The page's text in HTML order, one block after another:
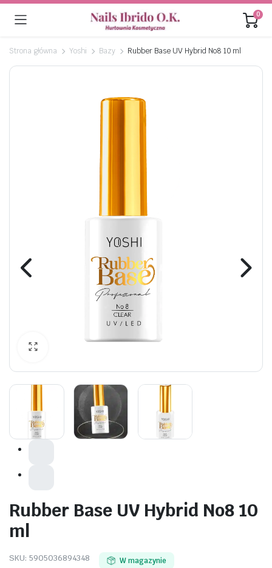
0
Strona główna Yoshi Bazy Rubber Base UV Hybrid No8 10 ml
Rubber Base UV Hybrid No8 10
ml
SKU: 5905036894348 W magazynie